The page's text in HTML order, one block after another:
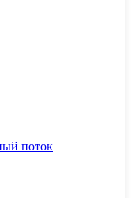
поток